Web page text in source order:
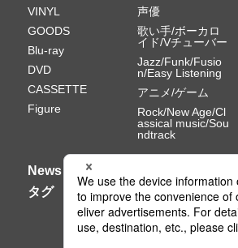
VINYL
GOODS
Blu-ray
DVD
CASSETTE
Figure
声優
歌い手/ボーカロ
イド/Vチューバー
Jazz/Funk/Fusio
n/Easy Listening
アニメ/ゲーム
Rock/New Age/Cl
assical music/Sou
ndtrack
News
タグ
Ⓒ PONY CANYON INC.